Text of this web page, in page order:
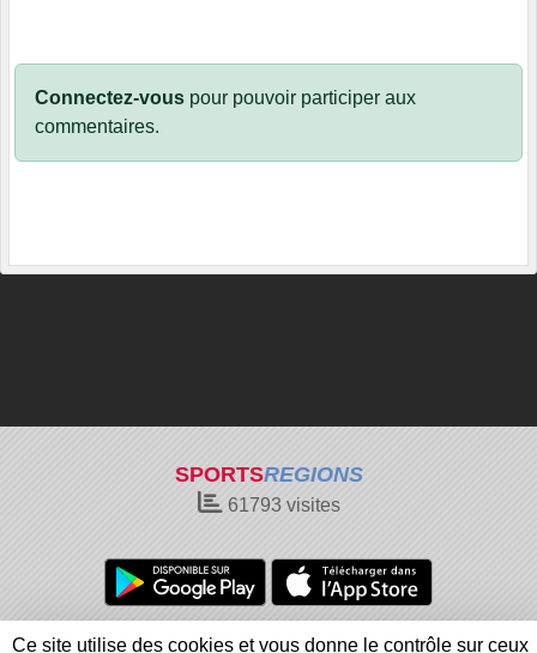
Connectez-vous pour pouvoir participer aux
commentaires.
SPORTSREGIONS
61793visites
Charte cookies Gestion des cookies
Ce site utilise des cookies et vous donne le contrôle sur ceux